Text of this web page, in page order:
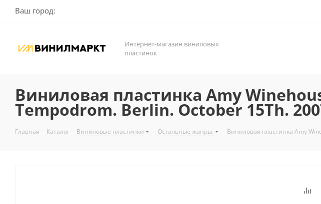
Ваш город:
Интернет-магазин виниловых
пластинок
Виниловая пластинка Amy
Tempodrom. Berlin. October 15Th.
Главная - Каталог - Виниловые пластинки - Остальные жанры. - Виниловая пластинка Amy